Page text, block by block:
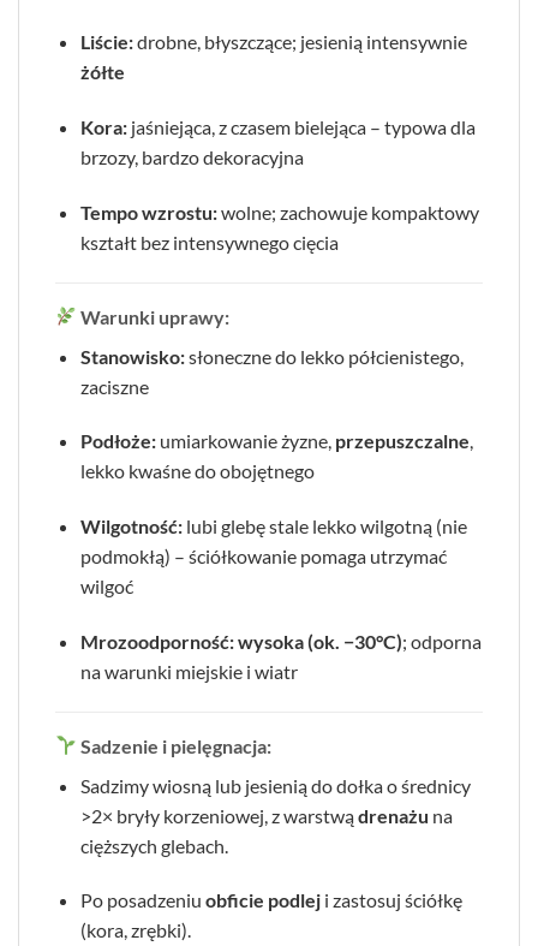
Liście:drobne, błyszczące; jesienią intensywnie
żółte
Kora:jaśniejąca, z czasem bielejąca – typowa dla
brzozy, bardzo dekoracyjna
Tempo wzrostu:wolne; zachowuje kompaktowy
kształt bez intensywnego cięcia
Warunki uprawy:
Stanowisko:słoneczne do lekko półcienistego,
zaciszne
Podłoże:umiarkowanie żyzne, przepuszczalne,
lekko kwaśne do obojętnego
Wilgotność:lubi glebę stale lekko wilgotną (nie
podmokłą) – ściółkowanie pomaga utrzymać
wilgoć
Mrozoodporność:wysoka (ok. −30°C); odporna
na warunki miejskie i wiatr
Sadzenie i pielęgnacja:
Sadzimy wiosną lub jesienią do dołka o średnicy
>2× bryły korzeniowej, z warstwądrenażu na
cięższych glebach.
Po posadzeniu obficie podleji zastosuj ściółkę
(kora, zrębki).